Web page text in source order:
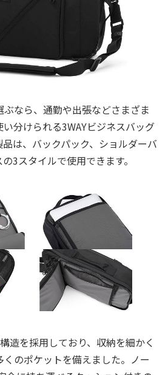
なら、通勤や出張などさまざま
分けられる3WAYビジネスバッグ
は、バックパック、ショルダーバ
3スタイルで使用できます。
造を採用しており、収納を細かく
のポケットを備えました。ノー